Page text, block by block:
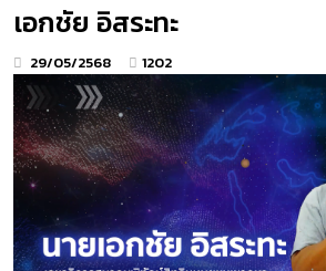
เอกชัย อิสระทะ
29/05/2568 1202